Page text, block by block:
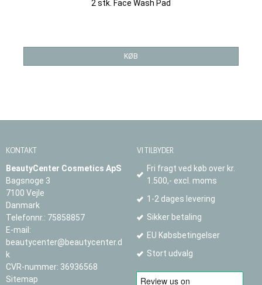
2 stk. Face Wash Pad
KØB
KONTAKT
BeautyCenter Cosmetics ApS
Bagsnoge 3
7100 Vejle
Danmark
Telefonnr.: 75858857
E-mail :
beautycenter@beautycenter.d
k
CVR-nummer: 36936568
Sitemap
VI TILBYDER
Fri fragt ved køb over kr.
1.500,- excl. moms
1-2 dages levering
Sikker betaling
EU Købsbetingelser
Stort udvalg